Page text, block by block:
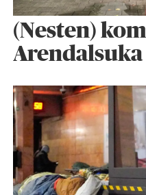
(Nesten)
Arendalsuka